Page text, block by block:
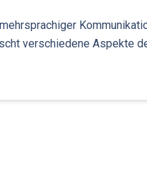
verschiedene Aspekte